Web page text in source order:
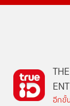
อีกขั้